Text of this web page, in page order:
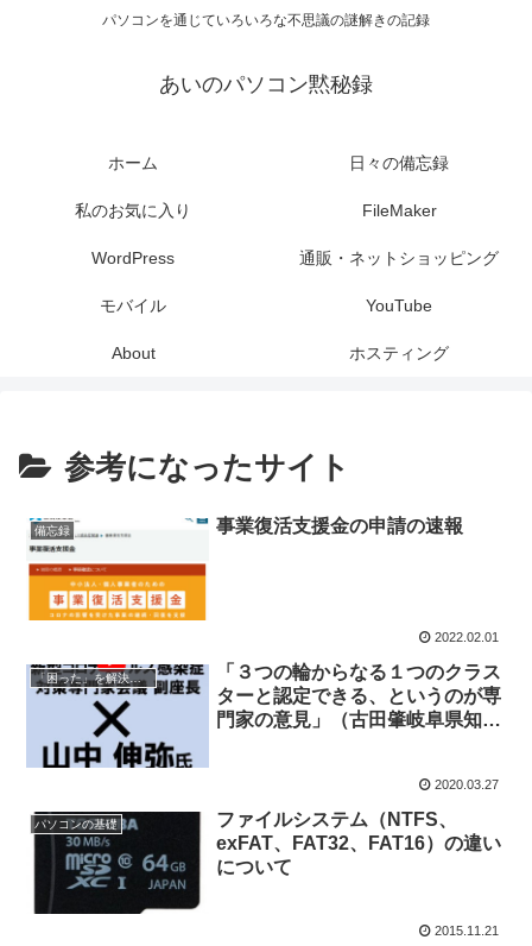
パソコンを通じていろいろな不思議の謎解きの記録
あいのパソコン黙秘録
ホーム 日々の備忘録
私のお気に入り FileMaker
WordPress 通販・ネットショッピング
モバイル YouTube
About ホスティング
参考になったサイト
備忘録 事業復活支援金の申請の速報
2022.02.01
「困った」を解決する
「３つの輪からなる１つのクラス
ターと認定できる、というのが専
門家の意見」（古田肇岐阜県知
2020.03.27
パソコンの基礎
ファイルシステム（NTFS、
exFAT、FAT32、FAT16）の違い
について
2015.11.21